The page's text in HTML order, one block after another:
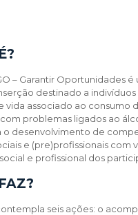
– Garantir Oportunidades é
destinado a
vida associado ao consumo
problemas ligados ao
o desenvolvimento de
e (pre)profissionais com
e profissional dos
seis ações: o